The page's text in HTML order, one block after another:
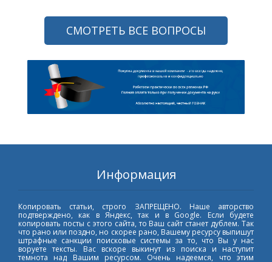
СМОТРЕТЬ ВСЕ ВОПРОСЫ
Информация
Копировать статьи, строго ЗАПРЕЩЕНО. Наше авторство
подтверждено, как в Яндекс, так и в Google. Если будете
копировать посты с этого сайта, то Ваш сайт станет дублем. Так
что рано или поздно, но скорее рано, Вашему ресурсу выпишут
штрафные санкции поисковые системы за то, что Вы у нас
воруете тексты. Вас вскоре выкинут из поиска и наступит
темнота над Вашим ресурсом. Очень надеемся, что этим